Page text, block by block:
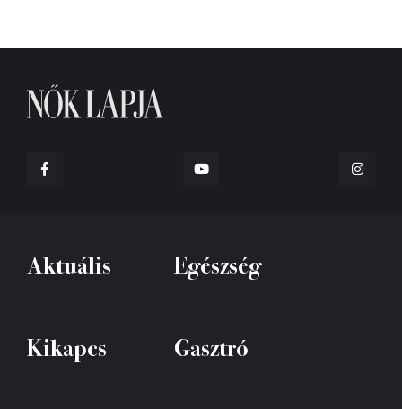
Aktuális Egészség
Kikapcs Gasztró